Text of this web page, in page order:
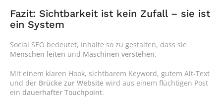
Fazit: Sichtbarkeit ist kein Zufall – sie ist
ein System
Menschen leiten und Maschinen verstehen.
Mit einem klaren Hook, sichtbarem Keyword, gutem Alt-Text
und der Brücke zur Website wird aus einem flüchtigen Post
ein dauerhafter Touchpoint.